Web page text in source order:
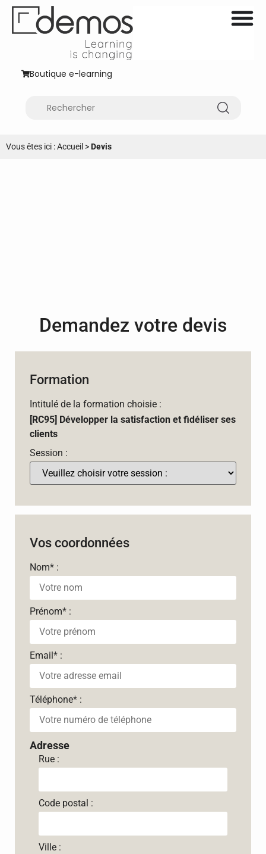
Boutique e-learning
Vous êtes ici :Accueil >Devis
Demandez votre devis
Formation
Intitulé de la formation choisie :
[RC95] Développer la satisfaction et fidéliser ses
clients
Session :
Vos coordonnées
Nom* :
Prénom* :
Email* :
Téléphone* :
Adresse
Rue :
Code postal :
Ville :